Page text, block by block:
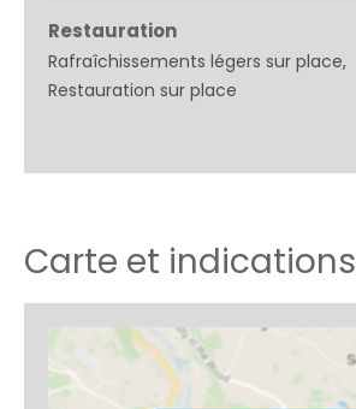
Restauration
Rafraîchissements légers sur place
Restauration sur place
Carte et indications